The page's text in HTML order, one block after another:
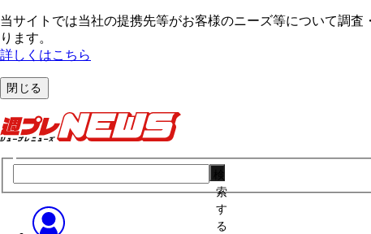
当サイトでは当社の提携先等がお客様のニーズ等について調
ります。
詳しくはこちら
閉じる
索
す
る